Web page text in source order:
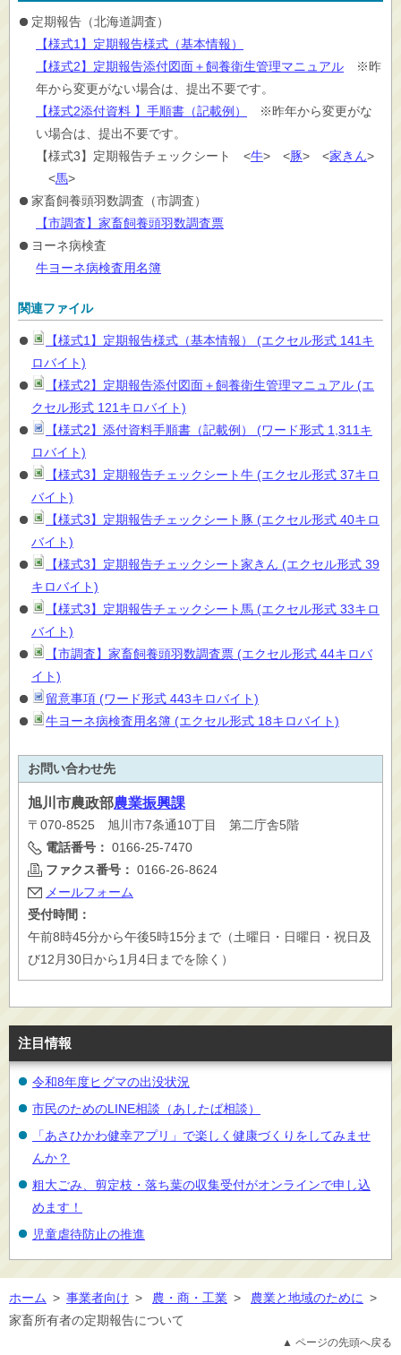
定期報告（北海道調査）
【様式1】定期報告様式（基本情報）
【様式2】定期報告添付図面＋飼養衛生管理マニュアル ※昨
年から変更がない場合は、提出不要です。
【様式2添付資料 】手順書（記載例）
※昨年から変更がな
い場合は、提出不要です。
【様式3】定期報告チェックシート <牛> <豚> <家きん>
<馬>
家畜飼養頭羽数調査（市調査）
【市調査】家畜飼養頭羽数調査票
ヨーネ病検査
牛ヨーネ病検査用名簿
関連ファイル
【様式1】定期報告様式（基本情報） (エクセル形式 141キ
ロバイト)
【様式2】定期報告添付図面＋飼養衛生管理マニュアル (エ
クセル形式 121キロバイト)
【様式2】添付資料手順書（記載例） (ワード形式 1,311キ
ロバイト)
【様式3】定期報告チェックシート牛 (エクセル形式 37キロ
バイト)
【様式3】定期報告チェックシート豚 (エクセル形式 40キロ
バイト)
【様式3】定期報告チェックシート家きん (エクセル形式 39
キロバイト)
【様式3】定期報告チェックシート馬 (エクセル形式 33キロ
バイト)
【市調査】家畜飼養頭羽数調査票 (エクセル形式 44キロバ
イト)
留意事項 (ワード形式 443キロバイト)
牛ヨーネ病検査用名簿 (エクセル形式 18キロバイト)
お問い合わせ先
旭川市農政部農業振興課
〒070-8525 旭川市7条通10丁目 第二庁舎5階
電話番号： 0166-25-7470
ファクス番号： 0166-26-8624
メールフォーム
受付時間：
午前8時45分から午後5時15分まで（土曜日・日曜日・祝日及
び12月30日から1月4日までを除く）
注目情報
令和8年度ヒグマの出没状況
市民のためのLINE相談（あしたば相談）
「あさひかわ健幸アプリ」で楽しく健康づくりをしてみませ
んか？
粗大ごみ、剪定枝・落ち葉の収集受付がオンラインで申し込
めます！
児童虐待防止の推進
ホーム > 事業者向け > 農・商・工業 > 農業と地域のために >
家畜所有者の定期報告について
▲ ページの先頭へ戻る